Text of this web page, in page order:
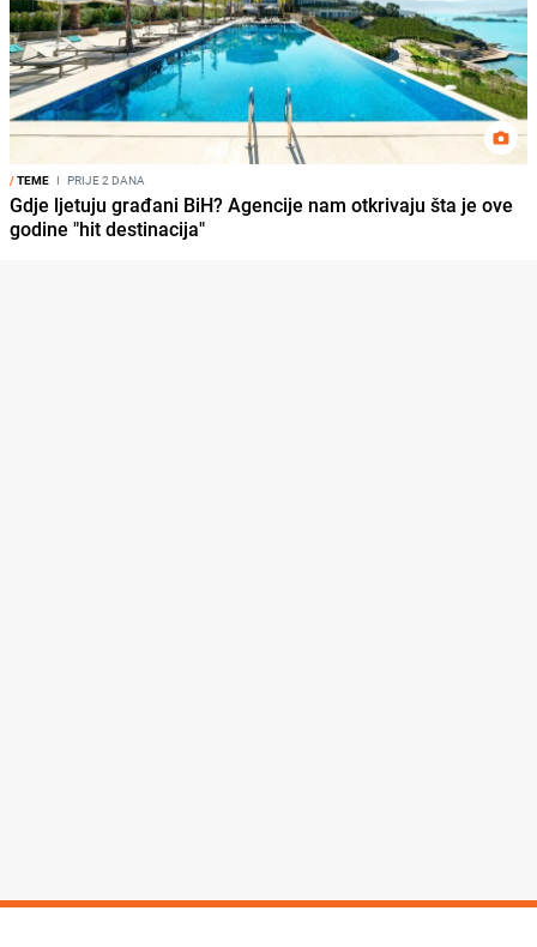
/TEME I PRIJE 2 DANA
Gdje ljetuju građani BiH? Agencije nam otkrivaju šta je ove
godine "hit destinacija"